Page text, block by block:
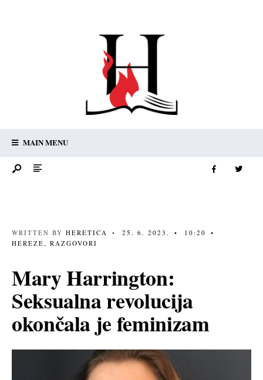
MAIN MENU
WRITTEN BY HERETICA • 25. 6. 2023. • 10:20
•
HEREZE, RAZGOVORI
Mary Harrington:
Seksualna revolucija
okončala je feminizam